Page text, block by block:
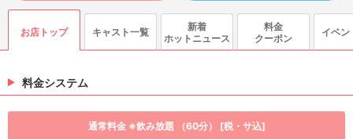
お店トップ キャスト一覧
新着
ホットニュース
料金
クーポン
イベン
料金システム
通常料金 ※飲み放題 （60分） [税・サ込]